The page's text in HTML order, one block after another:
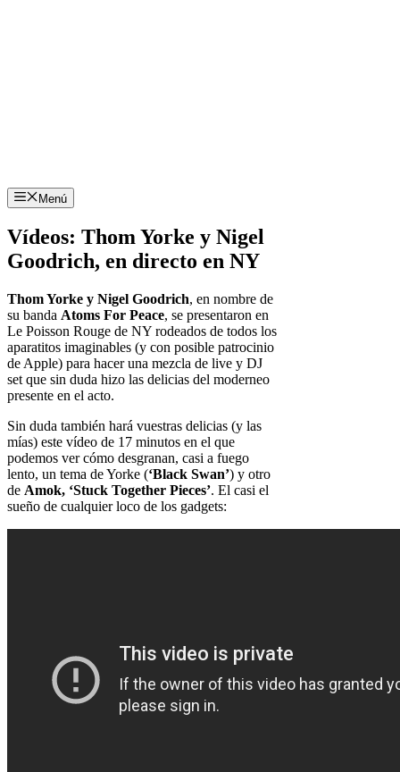
Menú
Vídeos: Thom Yorke y Nigel
Goodrich, en directo en NY
Thom Yorke y Nigel Goodrich, en nombre de
su banda Atoms For Peace, se presentaron en
Le Poisson Rouge de NY rodeados de todos los
aparatitos imaginables (y con posible patrocinio
de Apple) para hacer una mezcla de live y DJ
set que sin duda hizo las delicias del moderneo
presente en el acto.
Sin duda también hará vuestras delicias (y las
mías) este vídeo de 17 minutos en el que
podemos ver cómo desgranan, casi a fuego
lento, un tema de Yorke (‘Black Swan’) y otro
de Amok, ‘Stuck Together Pieces’. El casi el
sueño de cualquier loco de los gadgets: